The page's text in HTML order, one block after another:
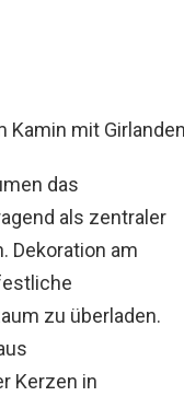
das
als zentraler
Dekoration am
zu überladen.
Kerzen in